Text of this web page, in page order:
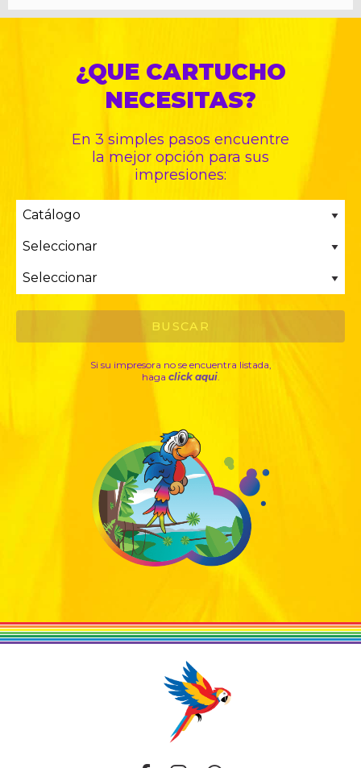
¿QUE CARTUCHO
NECESITAS?
En 3 simples pasos encuentre
la mejor opción para sus
impresiones:
Si su impresora no se encuentra listada,
haga click aqui.